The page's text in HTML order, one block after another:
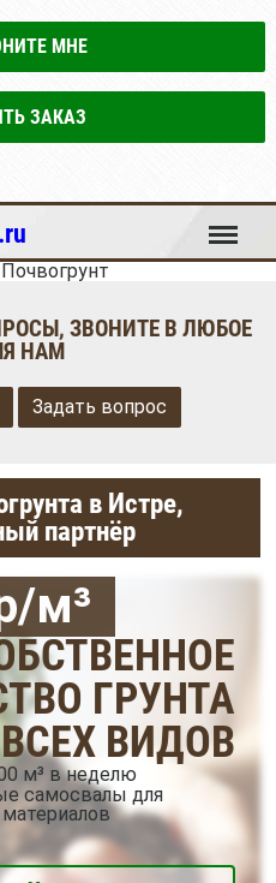
МНЕ
ЗАКАЗ
Меню
Почвогрунт
ЗВОНИТЕ В ЛЮБОЕ
НАМ
Задать вопрос
в Истре,
партнёр
м³
ГРУНТА
ВСЕХ ВИДОВ
м³ в неделю
самосвалы для